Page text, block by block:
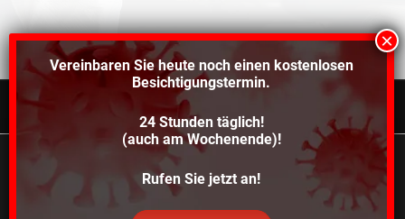
©2021 Schröders Service Team Nord, All Rights Reserved.
Schroeder Service Team Nord
Kontakt Impressum Datenschutz
Vereinbaren Sie heute noch einen kostenlosen
Besichtigungstermin.
24 Stunden täglich!
(auch am Wochenende)!
Rufen Sie jetzt an!
Wir verwenden Cookies, um dir die bestmögliche
Erfahrung auf unserer Website zu bieten.
Einstellungenkannst du erfahren, welche Cookies